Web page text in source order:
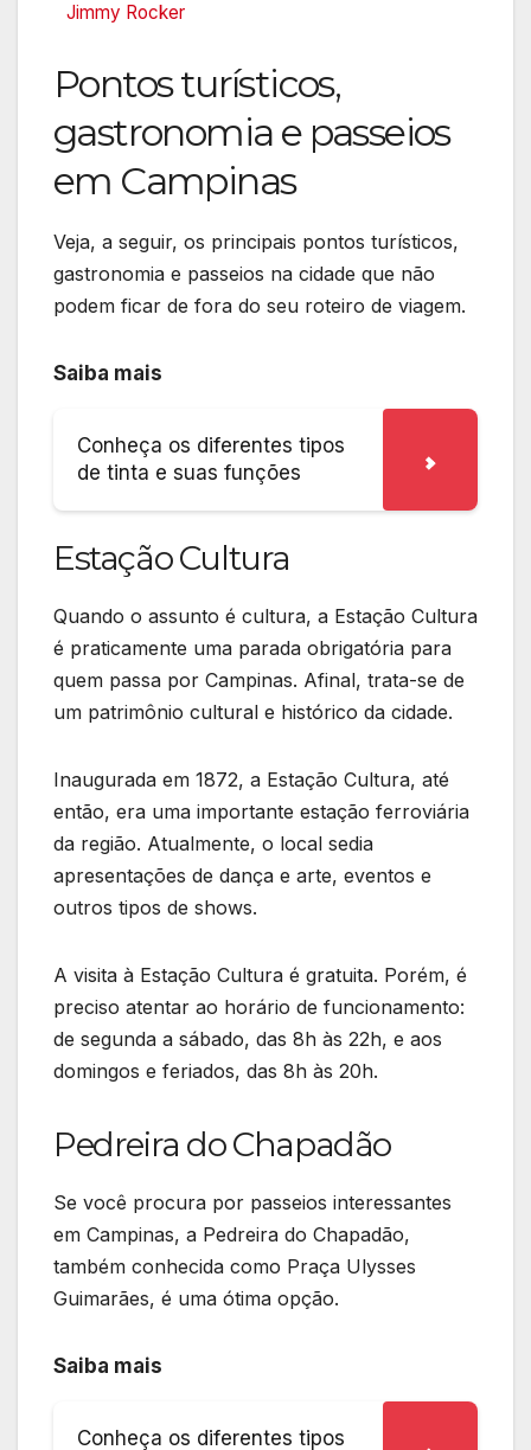
Jimmy Rocker
Pontos turísticos,
gastronomia e passeios
em Campinas
Veja, a seguir, os principais pontos turísticos,
gastronomia e passeios na cidade que não
podem ficar de fora do seu roteiro de viagem.
Saiba mais
Conheça os diferentes tipos
de tinta e suas funções
Estação Cultura
Quando o assunto é cultura, a Estação Cultura
é praticamente uma parada obrigatória para
quem passa por Campinas. Afinal, trata-se de
um patrimônio cultural e histórico da cidade.
Inaugurada em 1872, a Estação Cultura, até
então, era uma importante estação ferroviária
da região. Atualmente, o local sedia
apresentações de dança e arte, eventos e
outros tipos de shows.
A visita à Estação Cultura é gratuita. Porém, é
preciso atentar ao horário de funcionamento:
de segunda a sábado, das 8h às 22h, e aos
domingos e feriados, das 8h às 20h.
Pedreira do Chapadão
Se você procura por passeios interessantes
em Campinas, a Pedreira do Chapadão,
também conhecida como Praça Ulysses
Guimarães, é uma ótima opção.
Saiba mais
Conheça os diferentes tipos